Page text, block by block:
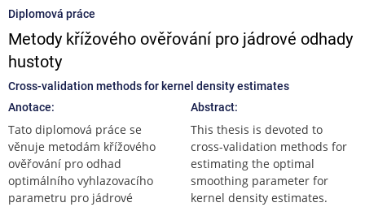
Diplomová práce
Metody křížového ověřování pro jádrové odhady
hustoty
Cross-validation methods for kernel density estimates
Anotace:
Tato diplomová práce se
věnuje metodám křížového
ověřování pro odhad
optimálního vyhlazovacího
parametru pro jádrové
Abstract:
This thesis is devoted to
cross-validation methods for
estimating the optimal
smoothing parameter for
kernel density estimates.